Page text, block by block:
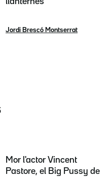
Jordi Brescó Montserrat
Mor l'actor Vincent
Pastore, el Big Pussy de